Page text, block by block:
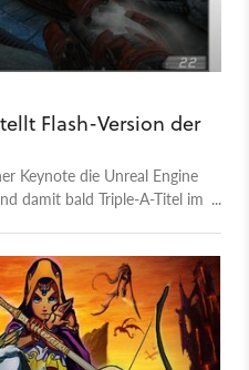
Flash-Version der
Keynote die Unreal Engine
damit bald Triple-A-Titel im